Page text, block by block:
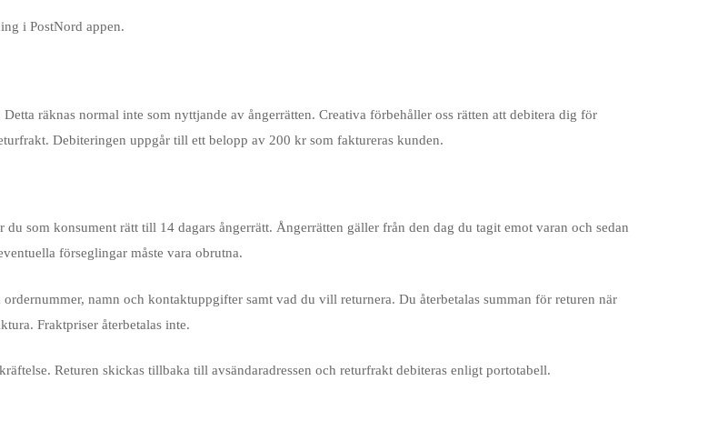
i PostNord appen.
räknas normal inte som nyttjande av ångerrätten. Creativa förbehåller oss rätten att debitera dig för
Debiteringen uppgår till ett belopp av 200 kr som faktureras kunden.
som konsument rätt till 14 dagars ångerrätt. Ångerrätten gäller från den dag du tagit emot varan och sedan
förseglingar måste vara obrutna.
namn och kontaktuppgifter samt vad du vill returnera. Du återbetalas summan för returen när
Fraktpriser återbetalas inte.
Returen skickas tillbaka till avsändaradressen och returfrakt debiteras enligt portotabell.